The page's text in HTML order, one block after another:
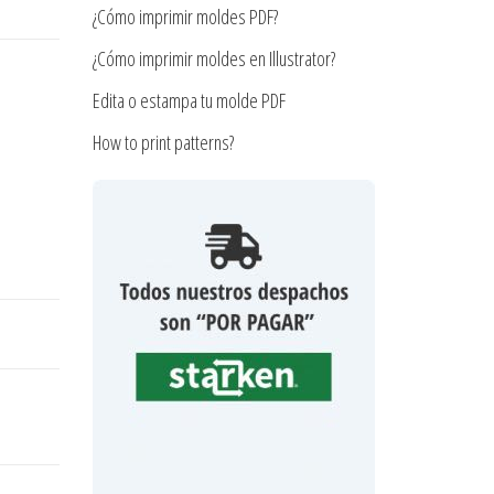
¿Cómo imprimir moldes PDF?
¿Cómo imprimir moldes en Illustrator?
Edita o estampa tu molde PDF
How to print patterns?